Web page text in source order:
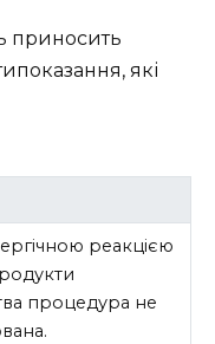
приносить
які
реакцією
процедура не